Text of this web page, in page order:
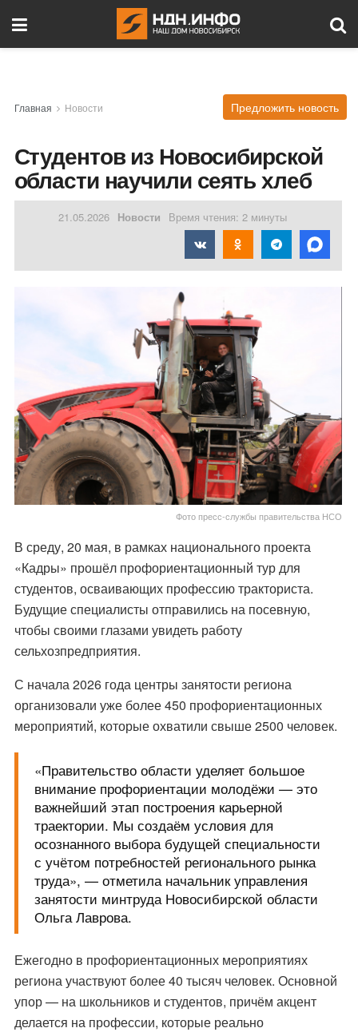
Главная Новости Предложить новость
Студентов из Новосибирской
области научили сеять хлеб
21.05.2026 Новости Время чтения: 2 минуты
Фото пресс-службы правительства НСО
В среду, 20 мая, в рамках национального проекта
«Кадры» прошёл профориентационный тур для
студентов, осваивающих профессию тракториста.
Будущие специалисты отправились на посевную,
чтобы своими глазами увидеть работу
сельхозпредприятия.
С начала 2026 года центры занятости региона
организовали уже более 450 профориентационных
мероприятий, которые охватили свыше 2500 человек.
«Правительство области уделяет большое
внимание профориентации молодёжи — это
важнейший этап построения карьерной
траектории. Мы создаём условия для
осознанного выбора будущей специальности
с учётом потребностей регионального рынка
труда», — отметила начальник управления
занятости минтруда Новосибирской области
Ольга Лаврова.
Ежегодно в профориентационных мероприятиях
региона участвуют более 40 тысяч человек. Основной
упор — на школьников и студентов, причём акцент
делается на профессии, которые реально